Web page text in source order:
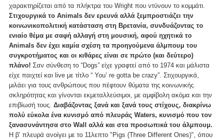
χαρακτηρίζεται από τα πλήκτρα του Wright που ντύνουν το κομμάτι.
Στιχουργικά το Animals δεν ερευνά αλλά ξεμπροστιάζει την
κοινωνικοπολιτική κατάσταση στη Βρετανία, συνδυάζοντας το
ενιαίο θέμα με σαφή αλλαγή στη μουσική, αφού ηχητικά το
Animals δεν έχει καμία σχέση τα προηγούμενα άλμπουμ του
συγκροτήματος και οι κιθάρες είναι σε πρώτο (και δεύτερο)
πλάνο! Σαν σύνθεση το “Dogs” είχε γραφτεί από το 1974 και μάλιστα
είχε παιχτεί και live με τίτλο “ You’ re gotta be crazy”. Στιχουργικά,
μιλάει για τους ανθρώπους που πέφτουν θύματα της κοινωνικής
σκληρότητας και γίνονται εκμεταλλεύσιμοι, με αμφίβολη ακόμα και την
επιβίωσή τους. Διαβάζοντας ξανά και ξανά τους στίχους, διακρίνω
πολύ εύκολα ένα κυνισμό από πλευράς Waters, κυνισμό που τον
ξανασυνάντησα στο Wall αλλά και στα προσωπικά του άλμπουμ.
Η β’ πλευρά ανοίγει με το 11λεπτο "Pigs (Three Different Ones)", όπου